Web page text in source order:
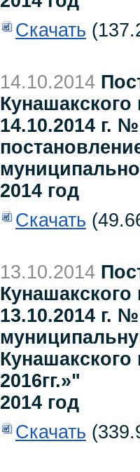
Скачать
14.10.2014
14.10.2014 г.
2014 год
Скачать
13.10.2014
13.10.2014 г.
2016гг.»"
2014 год
Скачать